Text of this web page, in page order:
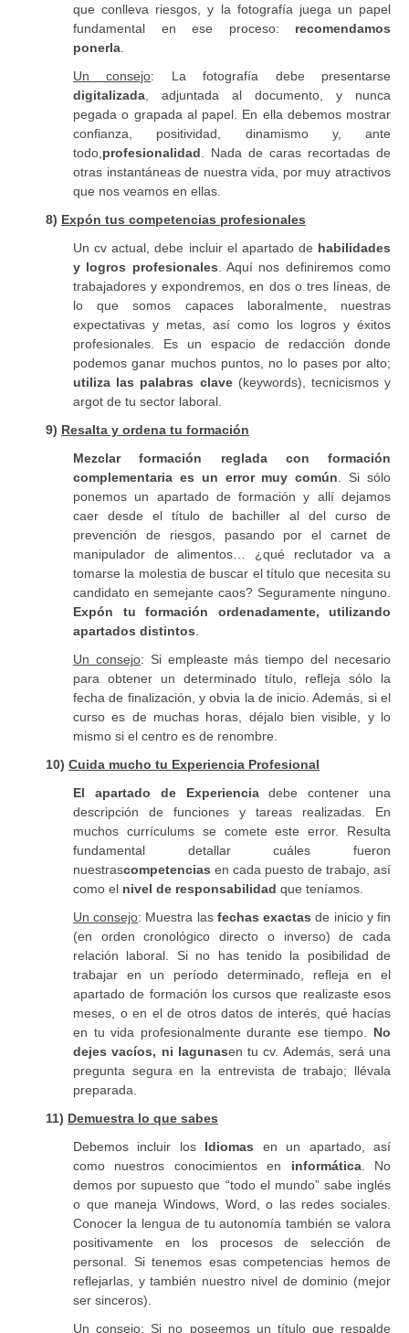
que conlleva riesgos, y la fotografía juega un papel
fundamental en ese proceso: recomendamos
ponerla
Un consejo: La fotografía debe presentarse
digitalizada , adjuntada al documento, y nunca
pegada o grapada al papel. En ella debemos mostrar
confianza, positividad, dinamismo y, ante
todo, profesionalidad . Nada de caras recortadas de
otras instantáneas de nuestra vida, por muy atractivos
que nos veamos en ellas.
8) Expón tus competencias profesionales
Un cv actual, debe incluir el apartado de habilidades
y logros profesionales . Aquí nos definiremos como
trabajadores y expondremos, en dos o tres líneas, de
lo que somos capaces laboralmente, nuestras
expectativas y metas, así como los logros y éxitos
profesionales. Es un espacio de redacción donde
podemos ganar muchos puntos, no lo pases por alto;
utiliza las palabras clave(keywords), tecnicismos y
argot de tu sector laboral.
9) Resalta y ordena tu formación
Mezclar formación reglada con formación
complementaria es un error muy común . Si sólo
ponemos un apartado de formación y allí dejamos
caer desde el título de bachiller al del curso de
prevención de riesgos, pasando por el carnet de
manipulador de alimentos… ¿qué reclutador va a
tomarse la molestia de buscar el título que necesita su
candidato en semejante caos? Seguramente ninguno.
Expón tu formación ordenadamente, utilizando
apartados distintos
Un consejo: Si empleaste más tiempo del necesario
para obtener un determinado título, refleja sólo la
fecha de finalización, y obvia la de inicio. Además, si el
curso es de muchas horas, déjalo bien visible, y lo
mismo si el centro es de renombre.
10) Cuida mucho tu Experiencia Profesional
El apartado de Experienciadebe contener una
descripción de funciones y tareas realizadas. En
muchos currículums se comete este error. Resulta
fundamental detallar cuáles fueron
nuestrascompetencias en cada puesto de trabajo, así
como el nivel de responsabilidad que teníamos.
Un consejo: Muestra las fechas exactas de inicio y fin
(en orden cronológico directo o inverso) de cada
relación laboral. Si no has tenido la posibilidad de
trabajar en un período determinado, refleja en el
apartado de formación los cursos que realizaste esos
meses, o en el de otros datos de interés, qué hacías
en tu vida profesionalmente durante ese tiempo. No
dejes vacíos, ni lagunasen tu cv. Además, será una
pregunta segura en la entrevista de trabajo; llévala
preparada.
11) Demuestra lo que sabes
Debemos incluir los Idiomas en un apartado, así
como nuestros conocimientos en informática. No
demos por supuesto que “todo el mundo” sabe inglés
o que maneja Windows, Word, o las redes sociales.
Conocer la lengua de tu autonomía también se valora
positivamente en los procesos de selección de
personal. Si tenemos esas competencias hemos de
reflejarlas, y también nuestro nivel de dominio (mejor
ser sinceros).
Un consejo: Si no poseemos un título que respalde